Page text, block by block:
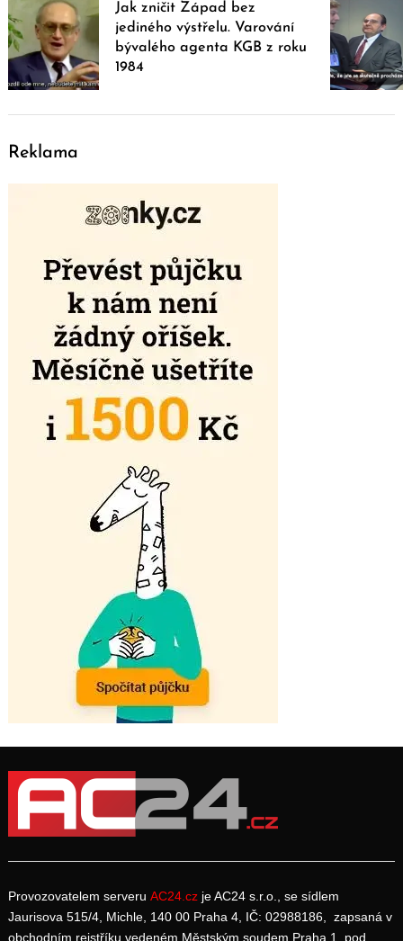
Jak zničit Západ bez
jediného výstřelu. Varování
bývalého agenta KGB z roku
1984
Reklama
Provozovatelem serveru AC24.cz je AC24 s.r.o., se sídlem
Jaurisova 515/4, Michle, 140 00 Praha 4, IČ: 02988186, zapsaná v
obchodním rejstříku vedeném Městským soudem Praha 1, pod